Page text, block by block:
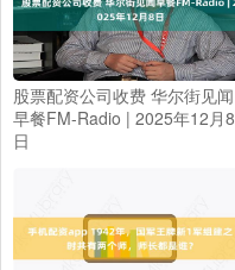
股票配资公司收费 华尔街见闻
早餐FM-Radio | 2025年12月8
日